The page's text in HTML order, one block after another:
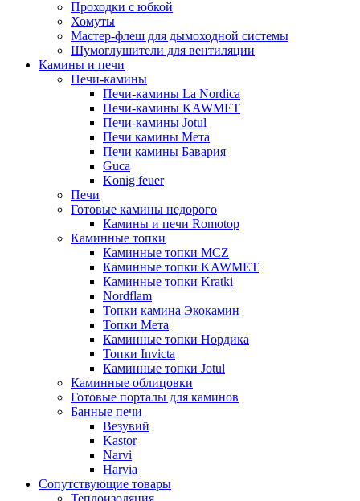
Проходки с юбкой
Хомуты
Мастер-флеш для дымоходной системы
Шумоглушители для вентиляции
Камины и печи
Печи-камины
Печи-камины La Nordica
Печи-камины KAWMET
Печи-камины Jotul
Печи камины Мета
Печи камины Бавария
Guca
Konig feuer
Печи
Готовые камины недорого
Камины и печи Romotop
Каминные топки
Каминные топки MCZ
Каминные топки KAWMET
Каминные топки Kratki
Nordflam
Топки камина Экокамин
Топки Мета
Каминные топки Нордика
Топки Invicta
Каминные топки Jotul
Каминные облицовки
Готовые порталы для каминов
Банные печи
Везувий
Kastor
Narvi
Harvia
Сопутствующие товары
Теплоизоляция